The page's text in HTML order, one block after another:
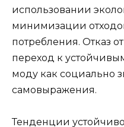
использовании
минимизации
потребления. Отказ
переход к
моду как социально
самовыражения.
Тенденции